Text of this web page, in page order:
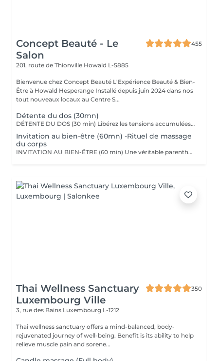
Concept Beauté - Le
Salon
455
201, route de Thionville Howald L-5885
Bienvenue chez Concept Beauté L'Expérience Beauté & Bien-
Être à Howald Hesperange Installé depuis juin 2024 dans nos
tout nouveaux locaux au Centre S...
Détente du dos (30mn)
DÉTENTE DU DOS (30 min) Libérez les tensions accumulées avec ce massage ciblé du dos, des épaules et de la nuque. Grâce à des manuvres profondes et enveloppantes, ce soin soulage les tensions musculaires, améliore la circulation et procure une sensation immédiate de relaxation. Nous utilisons les huiles aromatiques Comfort Zone, riches en extraits naturels apaisants, pour nourrir la peau tout en offrant un véritable moment de lâcher-prise. Comfort Zone, marque italienne de soins haut de gamme, allie science et nature pour offrir des produits efficaces, sensoriels et respectueux de l'environnement. Formulés avec des ingrédients d'origine naturelle et issus de l'agriculture régénérative, sans silicones ni parabènes, leurs produits garantissent une expérience bien-être complète, tout en respectant votre peau et la planète.
Invitation au bien-être (60mn) -Rituel de massage
du corps
INVITATION AU BIEN-ÊTRE (60 min) Une véritable parenthèse de relaxation avec un massage complet du corps qui harmonise les énergies et procure une détente profonde. Grâce à des mouvements fluides et enveloppants, ce soin relâche les tensions musculaires, apaise le mental et redonne vitalité et sérénité. Nous utilisons les huiles et baumes sensoriels Comfort Zone, enrichis en huiles essentielles et ingrédients issus de l'agriculture régénérative, pour une expérience à la fois relaxante et écoresponsable.
Thai Wellness Sanctuary
Luxembourg Ville
350
3, rue des Bains Luxembourg L-1212
Thai wellness sanctuary offers a mind-balanced, body-
rejuvenated journey of well-being. Benefit is its ability to help
relieve muscle pain and sorene...